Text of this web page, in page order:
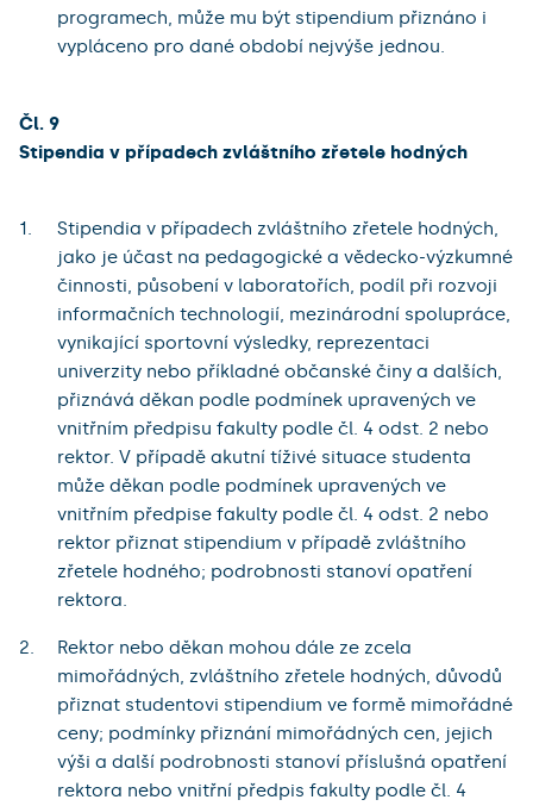
programech, může mu být stipendium přiznáno i
vypláceno pro dané období nejvýše jednou.
Čl. 9
Stipendia v případech zvláštního zřetele hodných
Stipendia v případech zvláštního zřetele hodných,
jako je účast na pedagogické a vědecko-výzkumné
činnosti, působení v laboratořích, podíl při rozvoji
informačních technologií, mezinárodní spolupráce,
vynikající sportovní výsledky, reprezentaci
univerzity nebo příkladné občanské činy a dalších,
přiznává děkan podle podmínek upravených ve
vnitřním předpisu fakulty podle čl. 4 odst. 2 nebo
rektor. V případě akutní tíživé situace studenta
může děkan podle podmínek upravených ve
vnitřním předpise fakulty podle čl. 4 odst. 2 nebo
rektor přiznat stipendium v případě zvláštního
zřetele hodného; podrobnosti stanoví opatření
rektora.
Rektor nebo děkan mohou dále ze zcela
mimořádných, zvláštního zřetele hodných, důvodů
přiznat studentovi stipendium ve formě mimořádné
ceny; podmínky přiznání mimořádných cen, jejich
výši a další podrobnosti stanoví příslušná opatření
rektora nebo vnitřní předpis fakulty podle čl. 4